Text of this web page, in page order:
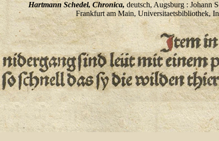
Hartmann Schedel, Chronica, deutsch, Augsburg : Johann
Frankfurt am Main, Universitaetsbibliothek,